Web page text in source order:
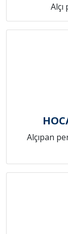
Alçıpan